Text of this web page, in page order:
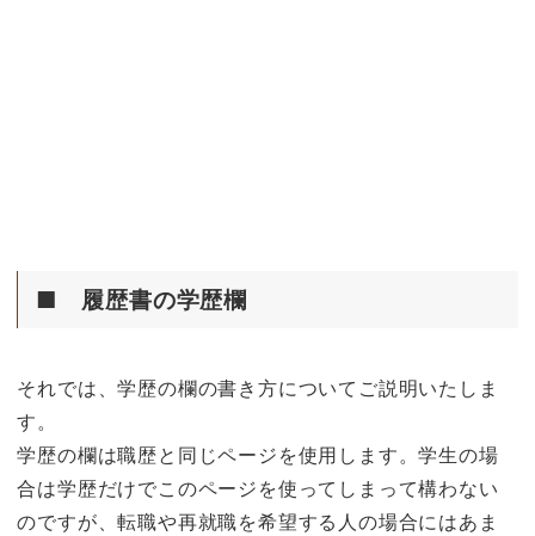
■ 履歴書の学歴欄
それでは、学歴の欄の書き方についてご説明いたしま
す。
学歴の欄は職歴と同じページを使用します。学生の場
合は学歴だけでこのページを使ってしまって構わない
のですが、転職や再就職を希望する人の場合にはあま